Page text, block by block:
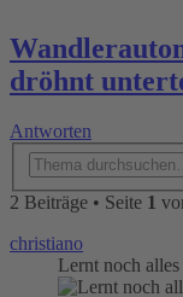
dröhnt
Antworten
2 Beiträge • Seite 1
christiano
Lernt noch alles